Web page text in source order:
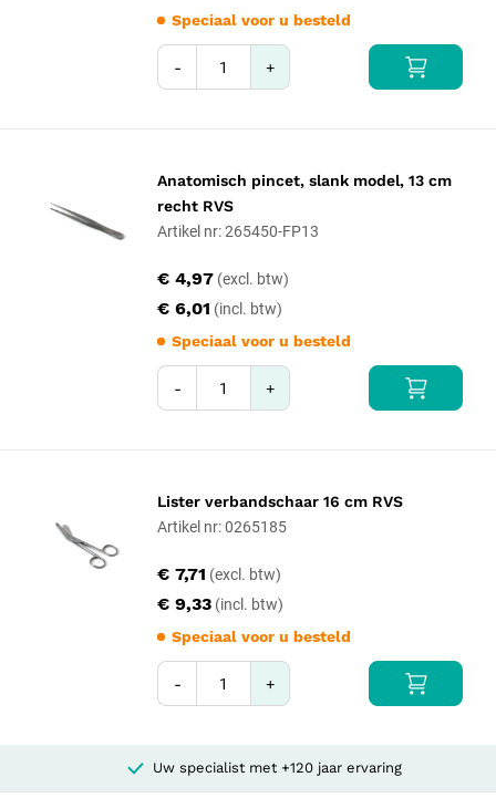
Speciaal voor u besteld
- +
Anatomisch pincet, slank model, 13 cm
recht RVS
Artikel nr: 265450-FP13
€ 6,01
€ 4,97
Speciaal voor u besteld
- +
Lister verbandschaar 16 cm RVS
Artikel nr: 0265185
€ 9,33
€ 7,71
Speciaal voor u besteld
- +
Uw specialist met +120 jaar ervaring